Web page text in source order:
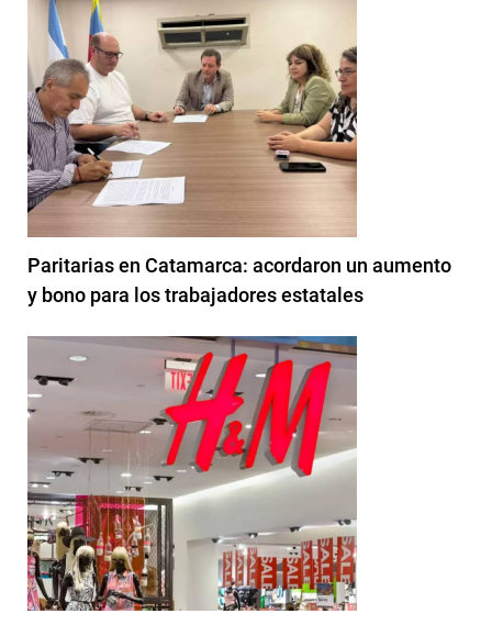
Paritarias en Catamarca: acordaron un aumento
y bono para los trabajadores estatales